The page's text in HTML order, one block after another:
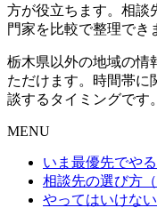
方が役立ちます。相談
門家を比較で整理でき
栃木県以外の地域の情
ただけます。時間帯に
談するタイミングです
MENU
いま最優先でやる
相談先の選び方
やってはいけな